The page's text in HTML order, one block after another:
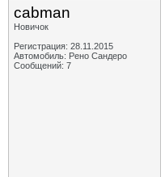
cabman
Новичок
Регистрация: 28.11.2015
Автомобиль: Рено Сандеро
Сообщений: 7